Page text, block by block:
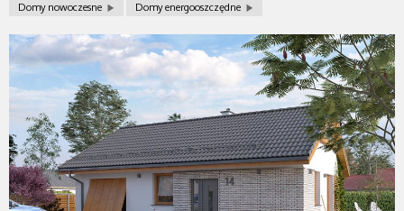
Domy nowoczesne
Domy energooszczędne